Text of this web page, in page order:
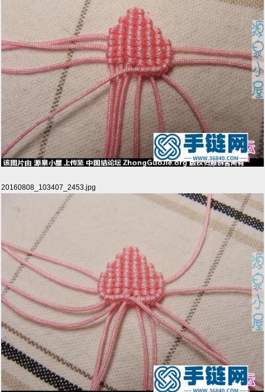
20160808_103407_2453.jpg